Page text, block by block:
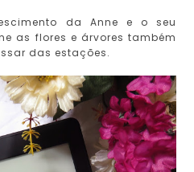
da Anne e o seu
as flores e árvores também
das estações.